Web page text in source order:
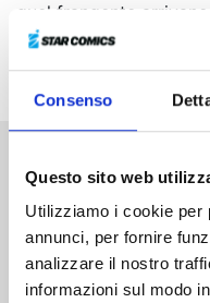
Consenso
Questo sito web
Utilizziamo i cookie per
annunci, per fornire
analizzare il nostro
informazioni sul modo
quel frangente
Narumi pronti a dar
davanti va al di là dei
Altri volumi